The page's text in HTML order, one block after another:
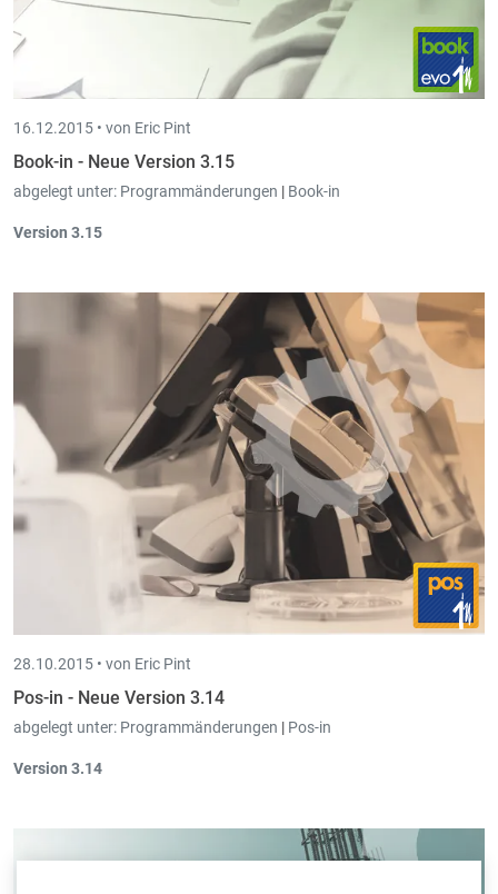
16.12.2015 • von Eric Pint
Book-in - Neue Version 3.15
abgelegt unter: Programmänderungen | Book-in
Version 3.15
Anlagen einerKategoriebzw.Hauptanlage mit verkauft
(diese werden in die Tabelle geladen).
können von Scan-inheraus
28.10.2015 • von Eric Pint
Pos-in - Neue Version 3.14
abgelegt unter: Programmänderungen | Pos-in
Version 3.14
Total dasBruttototal(d.h., Total ohne die Rabatte) anzeigen.
Beim Kassenabschluss kann man jetzt auch dieUmsätze pro